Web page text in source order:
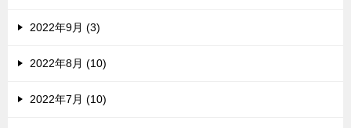
2022年9月 (3)
2022年8月 (10)
2022年7月 (10)